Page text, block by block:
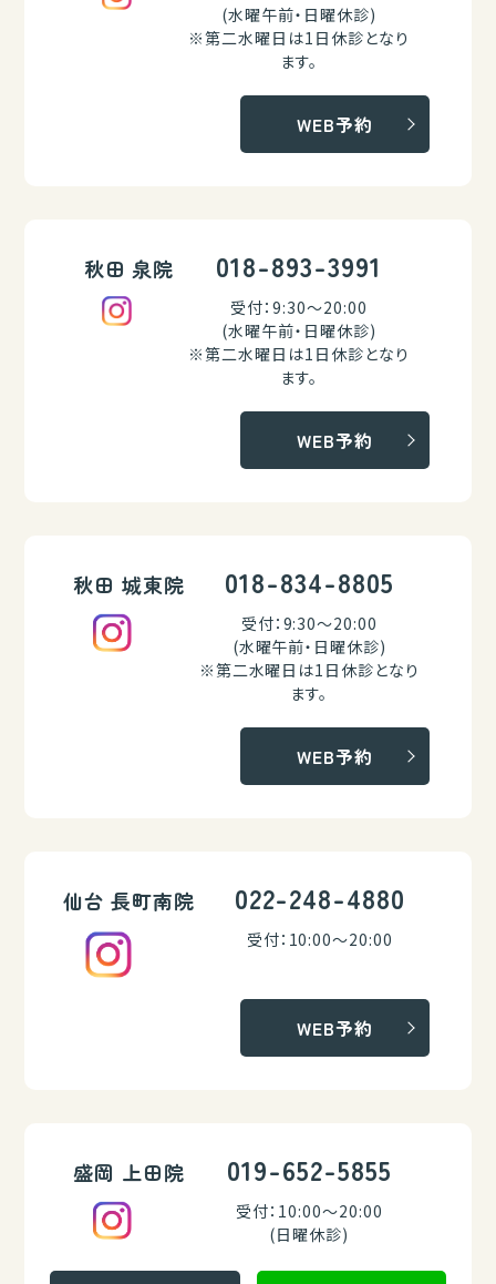
(水曜午前・日曜休診)
※第二水曜日は1日休診となり
ます。
WEB予約
秋田 泉院 018-893-3991
受付：9:30～20:00
(水曜午前・日曜休診)
※第二水曜日は1日休診となり
ます。
WEB予約
秋田 城東院 018-834-8805
受付：9:30～20:00
(水曜午前・日曜休診)
※第二水曜日は1日休診となり
ます。
WEB予約
仙台 長町南院 022-248-4880
受付：10:00～20:00
WEB予約
盛岡 上田院 019-652-5855
受付：10:00～20:00
(日曜休診)